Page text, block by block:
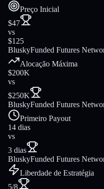
Preço Inicial
$47
vs
$125
BluskyFunded Futures
Alocação Máxima
$200K
vs
$250K
BluskyFunded Futures
Primeiro Payout
14 dias
vs
3 dias
BluskyFunded Futures
Liberdade de Estratégia
5/8